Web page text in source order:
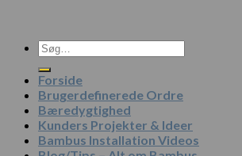
Søg
efter:
Forside
Brugerdefinerede Ordre
Bæredygtighed
Kunders Projekter & Ideer
Bambus Installation Videos